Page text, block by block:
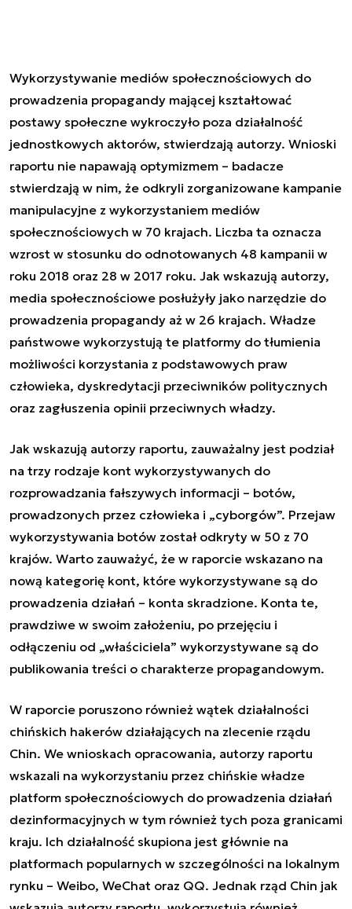
Wykorzystywanie mediów społecznościowych do
prowadzenia propagandy mającej kształtować
postawy społeczne wykroczyło poza działalność
jednostkowych aktorów, stwierdzają autorzy. Wnioski
raportu nie napawają optymizmem – badacze
stwierdzają w nim, że odkryli zorganizowane kampanie
manipulacyjne z wykorzystaniem mediów
społecznościowych w 70 krajach. Liczba ta oznacza
wzrost w stosunku do odnotowanych 48 kampanii w
roku 2018 oraz 28 w 2017 roku. Jak wskazują autorzy,
media społecznościowe posłużyły jako narzędzie do
prowadzenia propagandy aż w 26 krajach. Władze
państwowe wykorzystują te platformy do tłumienia
możliwości korzystania z podstawowych praw
człowieka, dyskredytacji przeciwników politycznych
oraz zagłuszenia opinii przeciwnych władzy.
Jak wskazują autorzy raportu, zauważalny jest podział
na trzy rodzaje kont wykorzystywanych do
rozprowadzania fałszywych informacji – botów,
prowadzonych przez człowieka i „cyborgów”. Przejaw
wykorzystywania botów został odkryty w 50 z 70
krajów. Warto zauważyć, że w raporcie wskazano na
nową kategorię kont, które wykorzystywane są do
prowadzenia działań – konta skradzione. Konta te,
prawdziwe w swoim założeniu, po przejęciu i
odłączeniu od „właściciela” wykorzystywane są do
publikowania treści o charakterze propagandowym.
W raporcie poruszono również wątek działalności
chińskich hakerów działających na zlecenie rządu
Chin. We wnioskach opracowania, autorzy raportu
wskazali na wykorzystaniu przez chińskie władze
platform społecznościowych do prowadzenia działań
dezinformacyjnych w tym również tych poza granicami
kraju. Ich działalność skupiona jest głównie na
platformach popularnych w szczególności na lokalnym
rynku – Weibo, WeChat oraz QQ. Jednak rząd Chin jak